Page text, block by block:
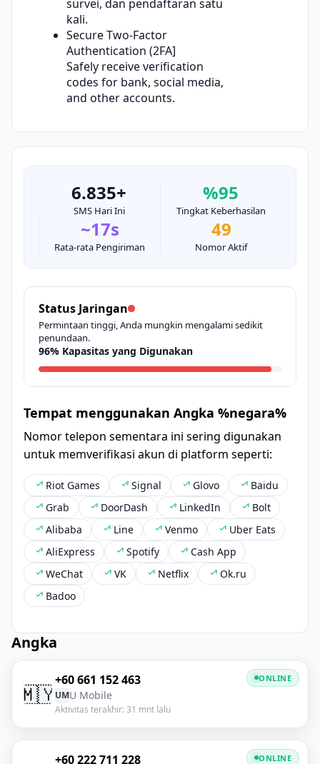
survei, dan pendaftaran satu
kali.
Secure Two-Factor
Authentication (2FA]
Safely receive verification
codes for bank, social media,
and other accounts.
6.835+
SMS Hari Ini
%95
Tingkat Keberhasilan
~17s
Rata-rata Pengiriman
49
Nomor Aktif
Status Jaringan
Permintaan tinggi, Anda mungkin mengalami sedikit
penundaan.
96% Kapasitas yang Digunakan
Tempat menggunakan Angka %negara%
Nomor telepon sementara ini sering digunakan
untuk memverifikasi akun di platform seperti:
Riot Games Signal Glovo
Baidu
Grab
DoorDash LinkedIn
Bolt
Alibaba
Line Venmo
Uber Eats
AliExpress
Spotify
Cash App
WeChat
VK Netflix
Ok.ru
Badoo
Angka
🇲🇾
+60 661 152 463
UMU Mobile
Aktivitas terakhir: 31 mnt lalu
ONLINE
+60 222 711 228 ONLINE